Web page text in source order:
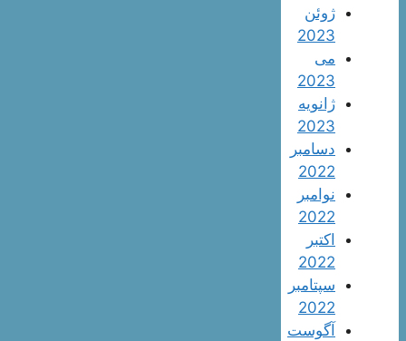
ژوئن
2023
می
2023
ژانویه
2023
دسامبر
2022
نوامبر
2022
اکتبر
2022
سپتامبر
2022
آگوست